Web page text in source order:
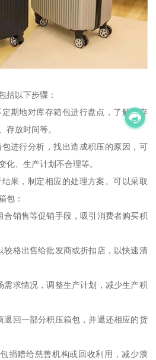
括以下步骤：
期地对库存箱包进行盘点，了解库存
存放时间等。
进行分析，找出造成积压的原因，可
化、生产计划不合理等。
果，制定相应的处理方案。可以采取
包：
销售等促销手段，吸引消费者购买积
格出售给批发商或折扣店，以快速清
求情况，调整生产计划，减少生产积
回一部分积压箱包，并退还相应的货
捐赠给慈善机构或回收利用，减少浪